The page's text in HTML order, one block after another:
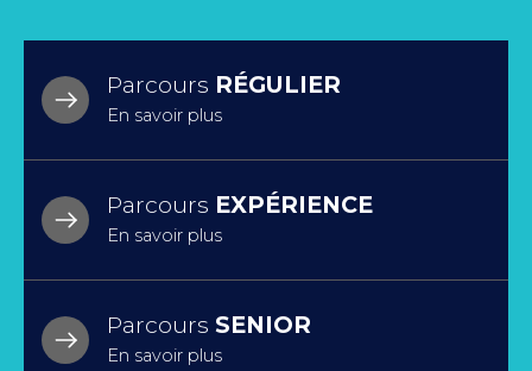
Parcours RÉGULIER
En savoir plus
Parcours EXPÉRIENCE
En savoir plus
Parcours SENIOR
En savoir plus